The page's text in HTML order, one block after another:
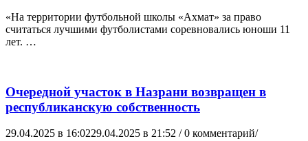
«На территории футбольной школы «Ахмат» за право
считаться лучшими футболистами соревновались юноши 11
лет. …
Очередной участок в Назрани возвращен в
республиканскую собственность
29.04.2025 в 16:0229.04.2025 в 21:52 / 0 комментарий/